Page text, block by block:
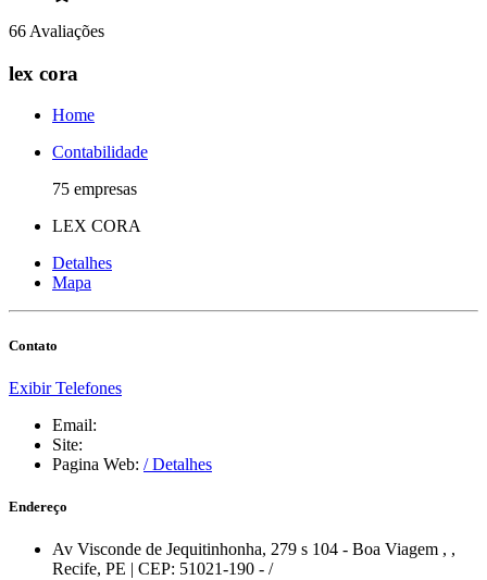
66 Avaliações
lex cora
Home
Contabilidade
75 empresas
LEX CORA
Detalhes
Mapa
Contato
Exibir Telefones
Email:
Site:
Pagina Web: / Detalhes
Endereço
Av Visconde de Jequitinhonha, 279 s 104 - Boa Viagem , ,
Recife, PE | CEP: 51021-190 - /